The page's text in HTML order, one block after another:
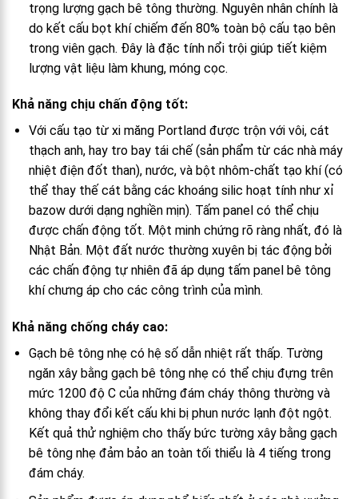
trọng lượng gạch bê tông thường. Nguyên nhân chính là
do kết cấu bọt khí chiếm đến 80% toàn bộ cấu tạo bên
trong viên gạch. Đây là đặc tính nổi trội giúp tiết kiệm
lượng vật liệu làm khung, móng cọc.
Khả năng chịu chấn động tốt:
Với cấu tạo từ xi măng Portland được trộn với vôi, cát
thạch anh, hay tro bay tái chế (sản phẩm từ các nhà máy
nhiệt điện đốt than), nước, và bột nhôm-chất tạo khí (có
thể thay thế cát bằng các khoáng silic hoạt tính như xỉ
bazow dưới dạng nghiền mịn). Tấm panel có thể chịu
được chấn động tốt. Một minh chứng rõ ràng nhất, đó là
Nhật Bản. Một đất nước thường xuyên bị tác động bởi
các chấn động tự nhiên đã áp dụng tấm panel bê tông
khí chưng áp cho các công trình của mình.
Khả năng chống cháy cao:
Gạch bê tông nhẹ có hệ số dẫn nhiệt rất thấp. Tường
ngăn xây bằng gạch bê tông nhẹ có thể chịu đựng trên
mức 1200 độ C của những đám cháy thông thường và
không thay đổi kết cấu khi bị phun nước lạnh đột ngột.
Kết quả thử nghiệm cho thấy bức tường xây bằng gạch
bê tông nhẹ đảm bảo an toàn tối thiểu là 4 tiếng trong
đám cháy.